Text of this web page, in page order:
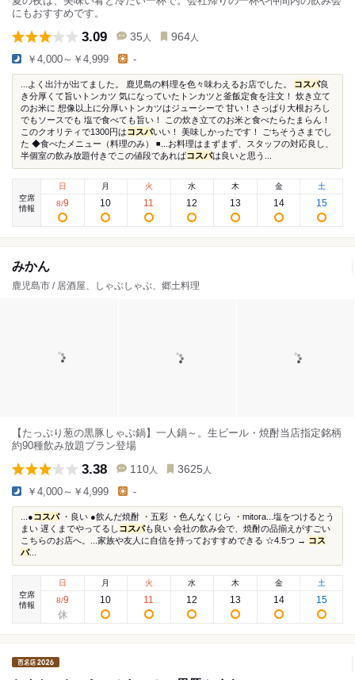
にもおすすめです。
3.09 35 人 964 人
￥4,000～￥4,999 -
...よく出汁が出てました。 鹿児島の料理を色々味わえるお店でした。 コスパ良
き分厚くて旨いトンカツ 気になっていたトンカツと釜飯定食を注文！ 炊き立て
のお米に 想像以上に分厚いトンカツはジューシーで 甘い！さっぱり大根おろし
でもソースでも 塩で食べても旨い！ この炊き立てのお米と食べたらたまらん！
このクオリティで1300円はコスパいい！ 美味しかったです！ ごちそうさまでし
た ◆食べたメニュー（料理のみ） ◾️...お料理はまずまず、スタッフの対応良し、
半個室の飲み放題付きでこの値段であればコスパは良いと思う...
空席
情報
日
8/9
月
10
火
11
水
12
木
13
金
14
土
15
みかん
鹿児島市 / 居酒屋、しゃぶしゃぶ、郷土料理
【たっぷり葱の黒豚しゃぶ鍋】一人鍋～。生ビール・焼酎当店指定銘柄
約90種飲み放題プラン登場
3.38 110 人 3625 人
￥4,000～￥4,999 -
...●コスパ・良い ●飲んだ焼酎 ・五彩 ・色んなくじら ・mitora...塩をつけるとう
まい 遅くまでやってるし コスパも良い 会社の飲み会で、焼酎の品揃えがすごい
こちらのお店へ。...家族や友人に自信を持っておすすめできる ☆4.5つ → コス
パ...
空席
情報
日
8/9
月
10
火
11
水
12
木
13
金
14
土
15